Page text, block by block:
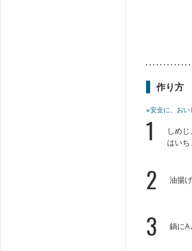
作り方
※安全に、おい
1
しめ
はいち
2 油揚
3 鍋にA